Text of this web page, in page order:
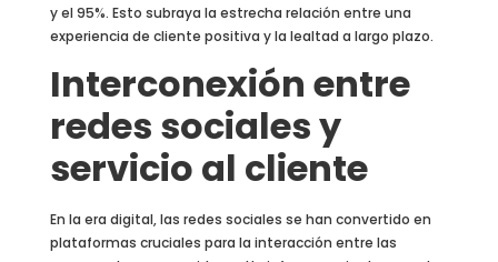
y el 95%. Esto subraya la estrecha relación entre una
experiencia de cliente positiva y la lealtad a largo plazo.
Interconexión entre
redes sociales y
servicio al cliente
En la era digital, las redes sociales se han convertido en
plataformas cruciales para la interacción entre las